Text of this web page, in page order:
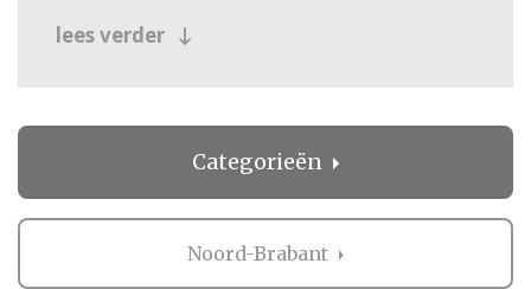
lees verder
Categorieën
Noord-Brabant